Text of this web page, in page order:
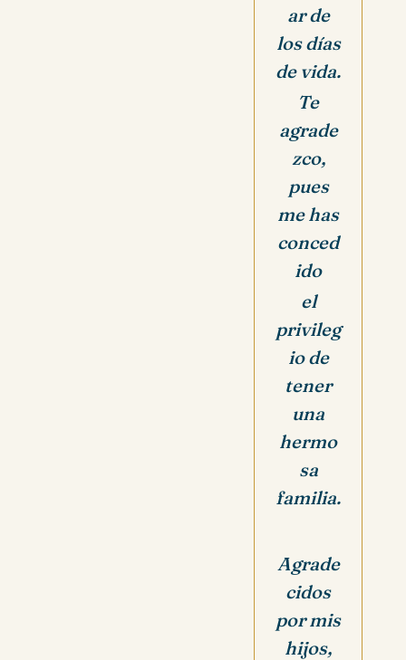
ar de
los días
de vida.
Te
agrade
zco,
pues
me has
conced
ido
el
privileg
io de
tener
una
hermo
sa
familia.
Agrade
cidos
por mis
hijos,